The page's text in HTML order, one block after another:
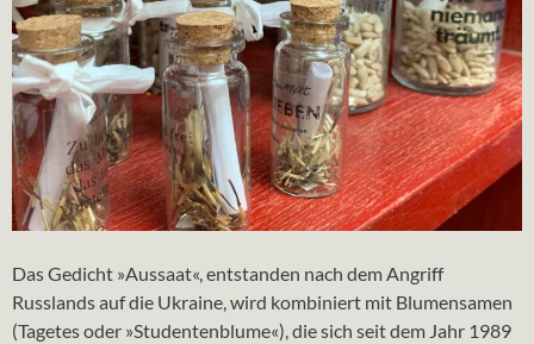
Das Gedicht »Aussaat«, entstanden nach dem Angriff
Russlands auf die Ukraine, wird kombiniert mit Blumensamen
(Tagetes oder »Studentenblume«), die sich seit dem Jahr 1989